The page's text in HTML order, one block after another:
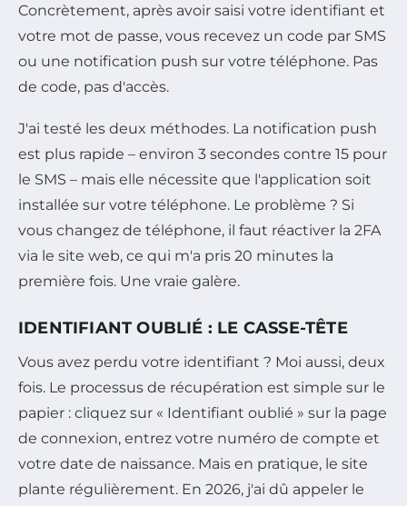
Concrètement, après avoir saisi votre identifiant et
votre mot de passe, vous recevez un code par SMS
ou une notification push sur votre téléphone. Pas
de code, pas d'accès.
J'ai testé les deux méthodes. La notification push
est plus rapide – environ 3 secondes contre 15 pour
le SMS – mais elle nécessite que l'application soit
installée sur votre téléphone. Le problème ? Si
vous changez de téléphone, il faut réactiver la 2FA
via le site web, ce qui m'a pris 20 minutes la
première fois. Une vraie galère.
IDENTIFIANT OUBLIÉ : LE CASSE-TÊTE
Vous avez perdu votre identifiant ? Moi aussi, deux
fois. Le processus de récupération est simple sur le
papier : cliquez sur « Identifiant oublié » sur la page
de connexion, entrez votre numéro de compte et
votre date de naissance. Mais en pratique, le site
plante régulièrement. En 2026, j'ai dû appeler le